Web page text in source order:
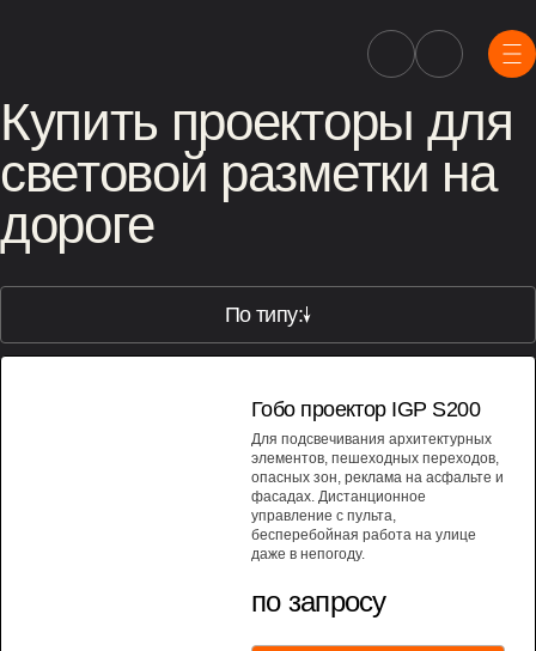
Купить проекторы для
световой разметки на
дороге
По типу:
Гобо проектор IGP S200
Для подсвечивания архитектурных
элементов, пешеходных переходов,
опасных зон, реклама на асфальте и
фасадах. Дистанционное
управление с пульта,
бесперебойная работа на улице
даже в непогоду.
по запросу